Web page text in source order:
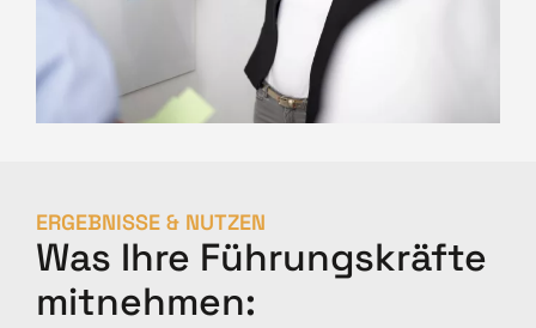
ERGEBNISSE & NUTZEN
Was Ihre Führungskräfte
mitnehmen: